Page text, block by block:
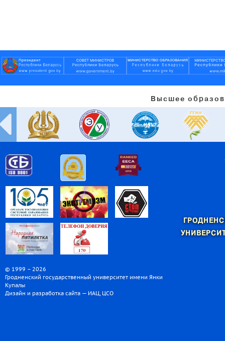
Высшее
© 1999 – 2026
Гродненский государственный университет имени Янки
Купалы
Дизайн и разработка сайта — ИАЦ, ЦСО